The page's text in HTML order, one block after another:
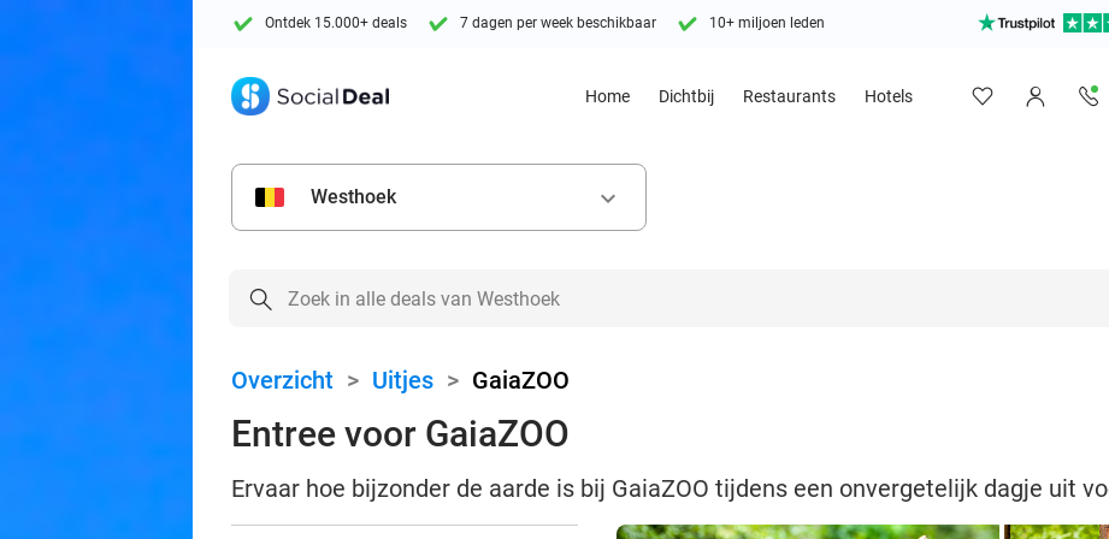
Ontdek 15.000+ deals 7 dagen per week beschikbaar 10+ miljoen leden
Home Dichtbij Restaurants Hotels
Westhoek keyboard_arrow_down
Overzicht > Uitjes > GaiaZOO
Entree voor GaiaZOO
Ervaar hoe bijzonder de aarde is bij GaiaZOO tijdens een onvergetelijk dagje uit